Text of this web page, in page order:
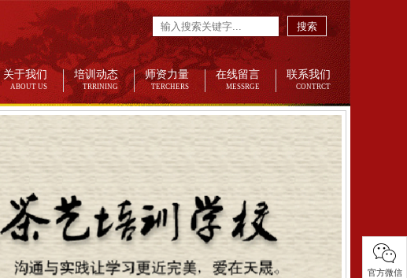
关于我们
ABOUT US
培训动态
TRRINING
师资力量
TERCHERS
在线留言
MESSRGE
联系我们
CONTRCT
搜索
官方微信